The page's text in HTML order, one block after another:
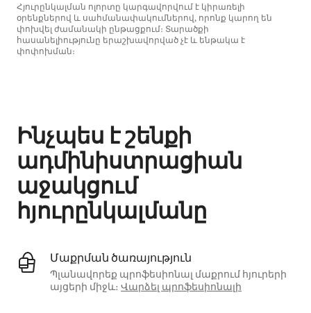
Հյուրընկալման ոլորտը կարգավորվում է կիրառելի
օրենքներով և սահմանափակումներով, որոնք կարող են
փոխվել ժամանակի ընթացքում։ Տարածքի
հասանելիությունը երաշխավորված չէ և ենթակա է
փոփոխման։
Ինչպես է շենքի
ադմինիստրացիան
աջակցում
հյուրընկալմանը
Մաքրման ծառայություն
Պլանավորեք պրոֆեսիոնալ մաքրում հյուրերի
այցերի միջև։ Վարձել պրոֆեսիոնալի